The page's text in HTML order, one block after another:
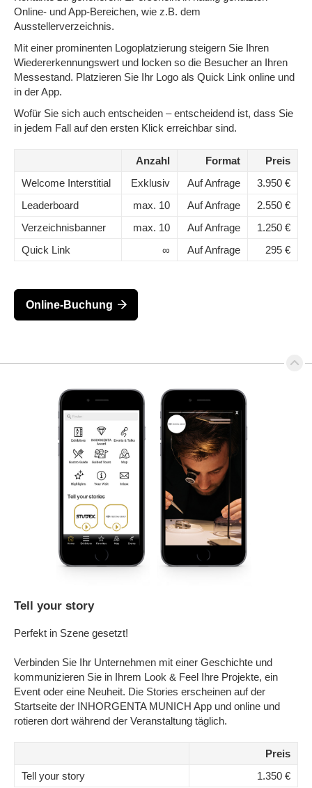
Online- und App-Bereichen, wie z.B. dem
Ausstellerverzeichnis.
Mit einer prominenten Logoplatzierung steigern Sie Ihren
Wiedererkennungswert und locken so die Besucher an Ihren
Messestand. Platzieren Sie Ihr Logo als Quick Link online und
in der App.
Wofür Sie sich auch entscheiden – entscheidend ist, dass Sie
in jedem Fall auf den ersten Klick erreichbar sind.
Anzahl Format
Preis
Welcome Interstitial
Exklusiv Auf Anfrage
3.950 €
Leaderboard
max. 10 Auf Anfrage
2.550 €
Verzeichnisbanner
max. 10 Auf Anfrage
1.250 €
Quick Link
∞ Auf Anfrage 295 €
Online-Buchung
Tell your story
Perfekt in Szene gesetzt!
Verbinden Sie Ihr Unternehmen mit einer Geschichte und
kommunizieren Sie in Ihrem Look & Feel Ihre Projekte, ein
Event oder eine Neuheit. Die Stories erscheinen auf der
Startseite der INHORGENTA MUNICH App und online und
rotieren dort während der Veranstaltung täglich.
Preis
Tell your story
1.350 €